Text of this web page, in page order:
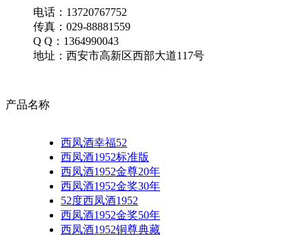
电话：13720767752
传真：029-88881559
Q Q：1364990043
地址：西安市高新区西部大道117号
产品名称
西凤酒幸福52
西凤酒1952标准版
西凤酒1952金尊20年
西凤酒1952金奖30年
52度西凤酒1952
西凤酒1952金奖50年
西凤酒1952铜尊典藏